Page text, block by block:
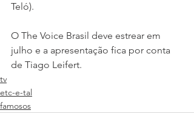
Teló).
O The Voice Brasil deve estrear em
julho e a apresentação fica por conta
de Tiago Leifert.
tv
etc-e-tal
famosos